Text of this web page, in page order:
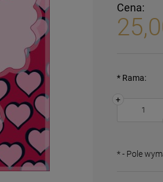
Cena:
* Rama:
+
*- Pole